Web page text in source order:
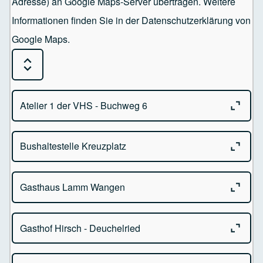
Informationen finden Sie in der Datenschutzerklärung von
Google Maps.
Expand or Collapse all sections
Atelier 1 der VHS - Buchweg 6 Close
Atelier 1 der VHS
Buchweg 6 - 88239 Wangen im Allgäu
Bushaltestelle Kreuzplatz Close
Kreuzplatz - 88239 Wangen im Allgäu
Gasthaus Lamm Wangen Close
Gasthaus Lamm Bindstr. 60
88239 Wangen im Allgäu
Gasthof Hirsch - Deuchelried Close